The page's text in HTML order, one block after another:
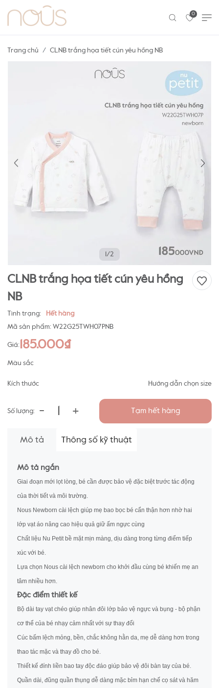
0
Trang chủ CLNB trắng họa tiết cún yêu hồng NB
1/2
CLNB trắng họa tiết cún yêu hồng
NB
Tình trạng:
Hết hàng
Mã sản phẩm: W22G25TWH07PNB
Giá: 185.000₫
Màu sắc
Kích thước Hướng dẫn chọn size
Số lượng: - + Tạm hết hàng
Mô tả Thông số kỹ thuật
Mô tả ngắn
Giai đoạn mới lọt lòng, bé cần được bảo vệ đặc biệt trước tác động
của thời tiết và môi trường.
Nous Newborn cài lệch giúp mẹ bao bọc bé cẩn thận hơn nhờ hai
lớp vạt áo nâng cao hiệu quả giữ ấm ngực cùng
Chất liệu Nu Petit bề mặt mịn màng, dịu dàng trong từng điểm tiếp
xúc với bé.
Lựa chọn Nous cài lệch newborn cho khởi đầu cùng bé khiến mẹ an
tâm nhiều hơn.
Đặc điểm thiết kế
Bộ dài tay vạt chéo giúp nhân đôi lớp bảo vệ ngực và bụng - bộ phận
cơ thể của bé nhạy cảm nhất với sự thay đổi
Cúc bấm lệch mỏng, bền, chắc không hằn da, mẹ dễ dàng hơn trong
thao tác mặc và thay đồ cho bé.
Thiết kế đính liền bao tay độc đáo giúp bảo vệ đôi bàn tay của bé.
Quần dài, đũng quần thụng dễ dàng mặc bỉm hạn chế cọ sát và hăm